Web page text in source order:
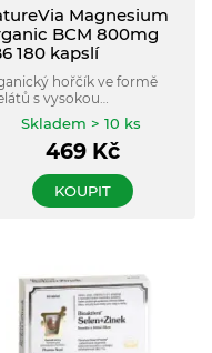
Magnesium
BCM 800mg
180 kapslí
hořčík ve formě
s vysokou
pomáhá
únavu, zlepšuje
nervového systému a
o vitamín B6 v
formě P5P.
Skladem > 10 ks
469Kč
KOUPIT